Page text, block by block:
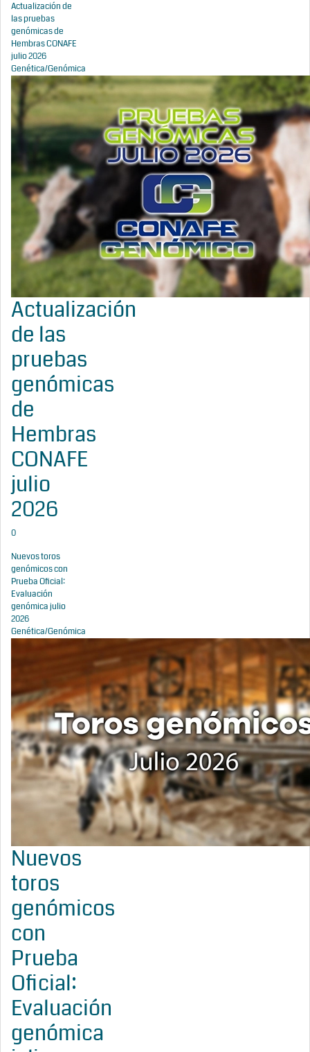
Actualización de
las pruebas
genómicas de
Hembras CONAFE
julio 2026
Genética/Genómica
Actualización
de las
pruebas
genómicas
de
Hembras
CONAFE
julio
2026
0
Nuevos toros
genómicos con
Prueba Oficial:
Evaluación
genómica julio
2026
Genética/Genómica
Nuevos
toros
genómicos
con
Prueba
Oficial:
Evaluación
genómica